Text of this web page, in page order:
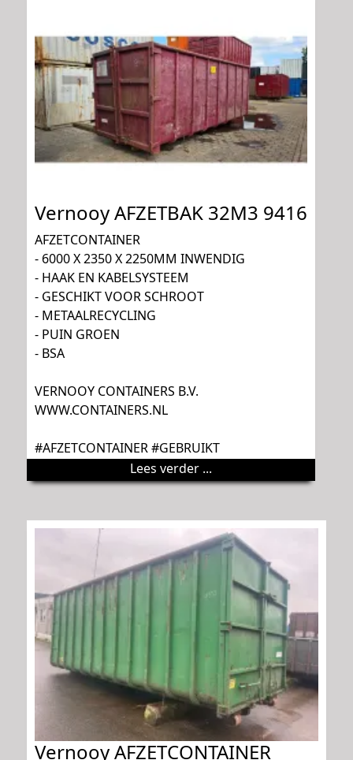
Vernooy AFZETBAK 32M3 9416
AFZETCONTAINER
- 6000 X 2350 X 2250MM INWENDIG
- HAAK EN KABELSYSTEEM
- GESCHIKT VOOR SCHROOT
- METAALRECYCLING
- PUIN GROEN
- BSA
VERNOOY CONTAINERS B.V.
WWW.CONTAINERS.NL
#AFZETCONTAINER #GEBRUIKT
Lees verder ...
Vernooy AFZETCONTAINER